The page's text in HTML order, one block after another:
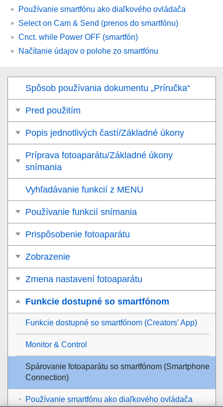
Používanie smartfónu ako diaľkového ovládača
Select on Cam & Send (prenos do smartfónu)
Cnct. while Power OFF (smartfón)
Načítanie údajov o polohe zo smartfónu
Spôsob používania dokumentu „Príručka“
Pred použitím
Popis jednotlivých častí/Základné úkony
Príprava fotoaparátu/Základné úkony
snímania
Vyhľadávanie funkcií z MENU
Používanie funkcií snímania
Prispôsobenie fotoaparátu
Zobrazenie
Zmena nastavení fotoaparátu
Funkcie dostupné so smartfónom
Funkcie dostupné so smartfónom (Creators’ App)
Monitor & Control
Spárovanie fotoaparátu so smartfónom (Smartphone
Connection)
Používanie smartfónu ako diaľkového ovládača